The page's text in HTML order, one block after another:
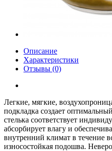
Описание
Характеристики
Отзывы (0)
Легкие, мягкие,
подкладка создает
стелька соответствует
абсорбирует влагу и
внутренний климат в течение
износостойкая подошва.